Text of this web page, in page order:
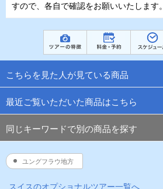
すので、各自で確認をお願いいたします。
こちらを見た人が見ている商品
最近ご覧いただいた商品はこちら
同じキーワードで別の商品を探す
ユングフラウ地方
スイスのオプショナルツアー一覧へ